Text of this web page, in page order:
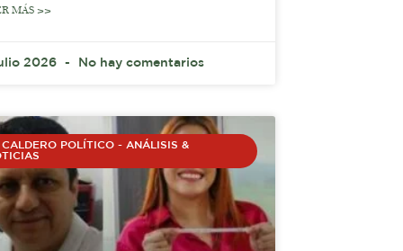
MÁS >>
2026 No hay comentarios
CALDERO POLÍTICO - ANÁLISIS &